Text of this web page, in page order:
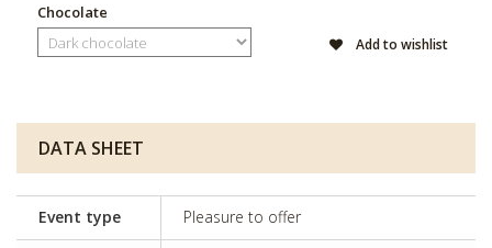
Chocolate
Add to wishlist
DATA SHEET
Event type Pleasure to offer